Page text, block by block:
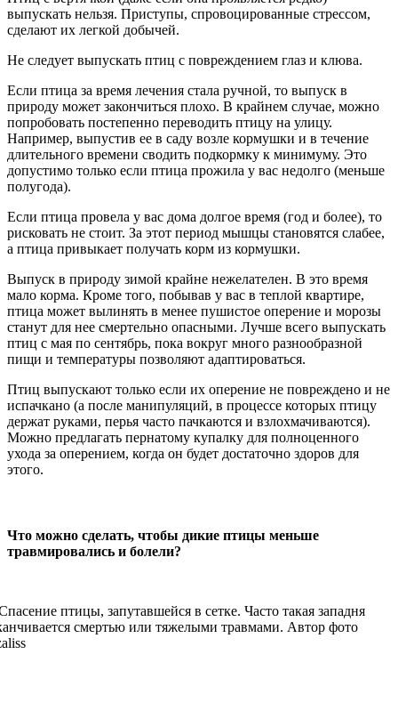
выпускать нельзя. Приступы, спровоцированные стрессом,
сделают их легкой добычей.
Не следует выпускать птиц с повреждением глаз и клюва.
Если птица за время лечения стала ручной, то выпуск в
природу может закончиться плохо. В крайнем случае, можно
попробовать постепенно переводить птицу на улицу.
Например, выпустив ее в саду возле кормушки и в течение
длительного времени сводить подкормку к минимуму. Это
допустимо только если птица прожила у вас недолго (меньше
полугода).
Если птица провела у вас дома долгое время (год и более), то
рисковать не стоит. За этот период мышцы становятся слабее,
а птица привыкает получать корм из кормушки.
Выпуск в природу зимой крайне нежелателен. В это время
мало корма. Кроме того, побывав у вас в теплой квартире,
птица может вылинять в менее пушистое оперение и морозы
станут для нее смертельно опасными. Лучше всего выпускать
птиц с мая по сентябрь, пока вокруг много разнообразной
пищи и температуры позволяют адаптироваться.
Птиц выпускают только если их оперение не повреждено и не
испачкано (а после манипуляций, в процессе которых птицу
держат руками, перья часто пачкаются и взлохмачиваются).
Можно предлагать пернатому купалку для полноценного
ухода за оперением, когда он будет достаточно здоров для
этого.
Что можно сделать, чтобы дикие птицы меньше
травмировались и болели?